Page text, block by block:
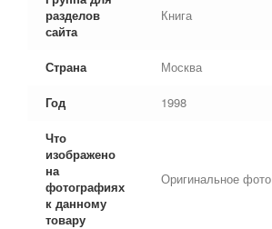
разделов
сайта
Книга
Страна Москва
Год 1998
Что
изображено
на
фотографиях
к данному
товару
Оригинальное фото